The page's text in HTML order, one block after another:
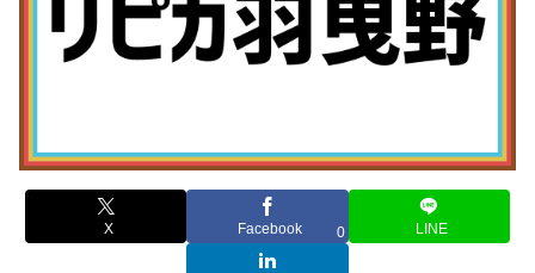
X Facebook 0 LINE